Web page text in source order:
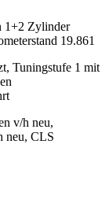
1+2 Zylinder
19.861
Tuningstufe 1 mit
v/h neu,
neu, CLS